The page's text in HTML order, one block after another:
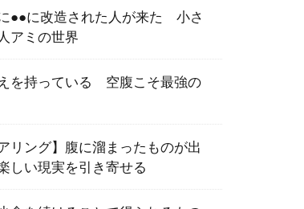
●●に改造された人が来た 小さ
アミの世界
を持っている 空腹こそ最強の
リング】腹に溜まったものが出
しい現実を引き寄せる